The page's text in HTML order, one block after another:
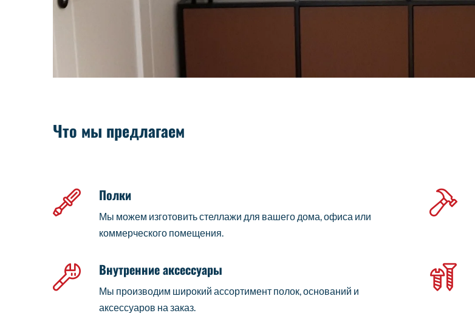
Что мы предлагаем
Полки
Мы можем изготовить стеллажи для вашего дома, офиса или
коммерческого помещения.
Внутренние аксессуары
Мы производим широкий ассортимент полок, оснований и
аксессуаров на заказ.